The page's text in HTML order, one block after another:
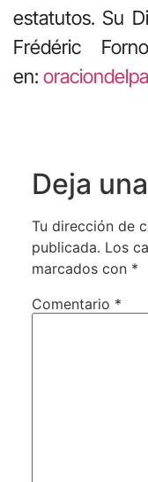
estatutos. Su
Frédéric
en:
Deja
Tu dirección de
publicada. Los
marcados con *
Comentario *